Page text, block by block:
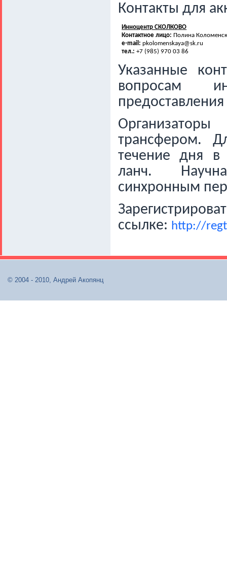
Контакты для
Инноцентр СКОЛКОВО
Контактное лицо: Полина
e-mail:pkolomenskaya@sk.ru
тел.:+7 (985) 970 03 86
Указанные
вопросам
Организаторы
трансфером.
течение дня
ланч.
синхронным
ссылке: http://
© 2004 - 2010, Андрей Акопянц